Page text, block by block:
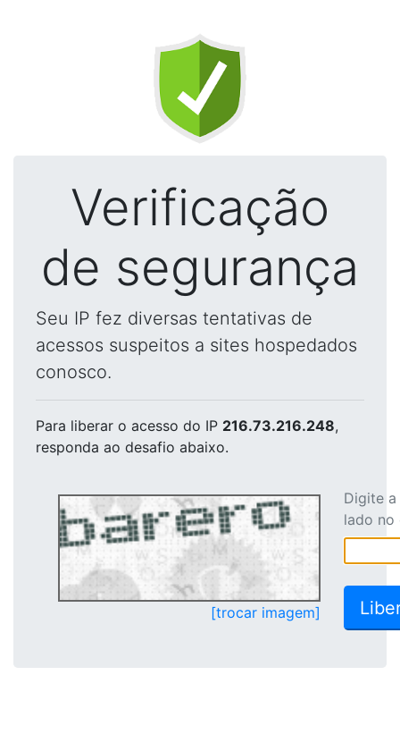
Verificação
de segurança
Seu IP fez diversas tentativas de
acessos suspeitos a sites hospedados
conosco.
Para liberar o acesso do IP 216.73.216.248,
responda ao desafio abaixo.
[trocar imagem]
Digite
lado no